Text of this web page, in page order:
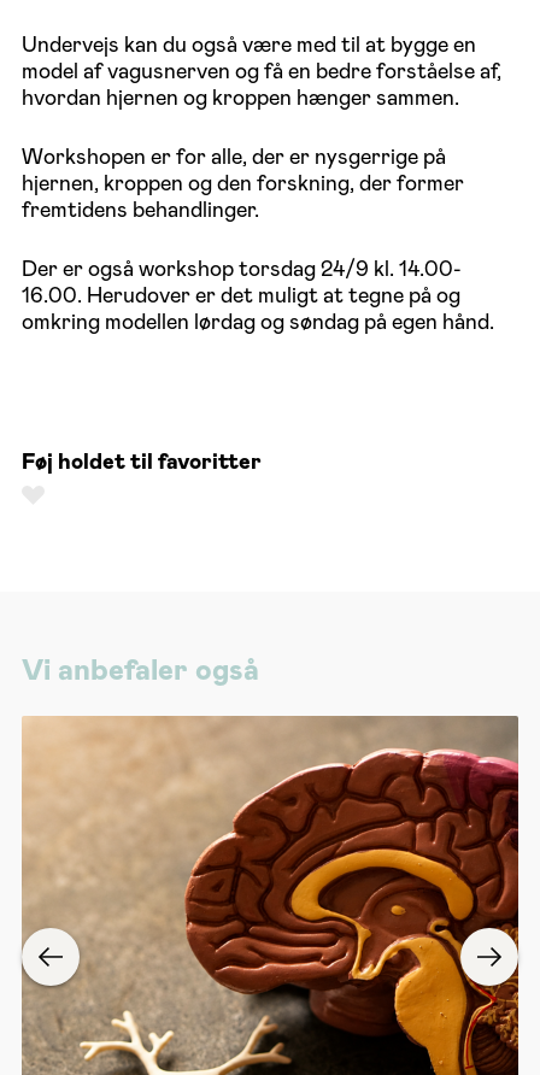
Undervejs kan du også være med til at bygge en
model af vagusnerven og få en bedre forståelse af,
hvordan hjernen og kroppen hænger sammen.
Workshopen er for alle, der er nysgerrige på
hjernen, kroppen og den forskning, der former
fremtidens behandlinger.
Der er også workshop torsdag 24/9 kl. 14.00-
16.00. Herudover er det muligt at tegne på og
omkring modellen lørdag og søndag på egen hånd.
Føj holdet til favoritter
Vi anbefaler også